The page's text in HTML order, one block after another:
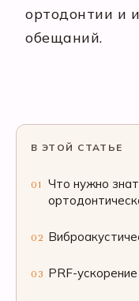
ортодонтии и
обещаний.
В ЭТОЙ СТАТЬЕ
01
Что нужно
02
03 PRF-